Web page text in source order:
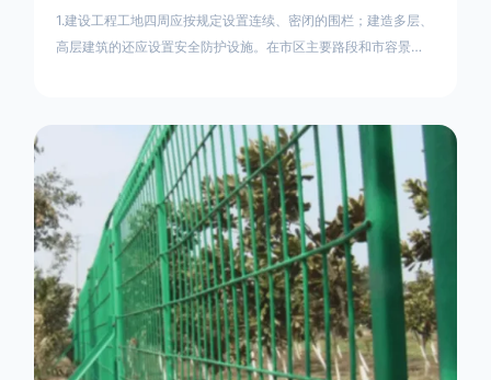
1.建设工程工地四周应按规定设置连续、密闭的围栏；建造多层、
高层建筑的还应设置安全防护设施。在市区主要路段和市容景观
料应保证围栏稳固、整洁、美观。市政工程项目工地，可按工程
进度分段设置围栏或按规定使用统一的连续性护栏设施。施工单
位不得在工地围栏外堆放建筑材料、垃圾和工程渣土。在